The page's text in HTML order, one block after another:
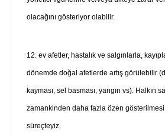
olacağını gösteriyor olabilir.
12. ev afetler, hastalık ve salgınlarla,
dönemde doğal afetlerde artış görülebilir
kayması, sel basması, yangın vs). Halkın
zamankinden daha fazla özen
süreçteyiz.